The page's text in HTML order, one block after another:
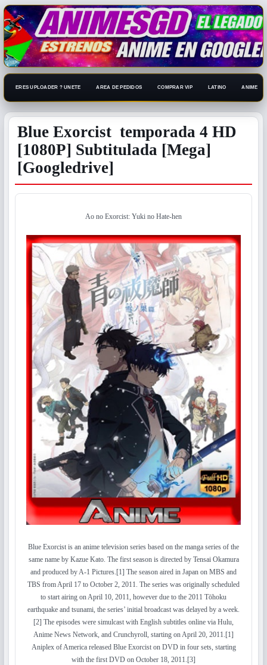
ERES UPLOADER ? UNETE AREA DE PEDIDOS COMPRAR VIP LATINO ANIME
Blue Exorcist temporada 4 HD
[1080P] Subtitulada [Mega]
[Googledrive]
Ao no Exorcist: Yuki no Hate-hen
Blue Exorcist is an anime television series based on the manga series of the
same name by Kazue Kato. The first season is directed by Tensai Okamura
and produced by A-1 Pictures.[1] The season aired in Japan on MBS and
TBS from April 17 to October 2, 2011. The series was originally scheduled
to start airing on April 10, 2011, however due to the 2011 Tōhoku
earthquake and tsunami, the series’ initial broadcast was delayed by a week.
[2] The episodes were simulcast with English subtitles online via Hulu,
Anime News Network, and Crunchyroll, starting on April 20, 2011.[1]
Aniplex of America released Blue Exorcist on DVD in four sets, starting
with the first DVD on October 18, 2011.[3]